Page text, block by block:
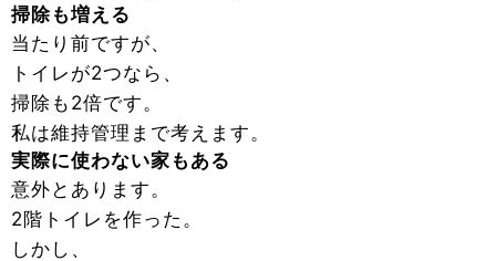
掃除も増える
当たり前ですが、
トイレが2つなら、
掃除も2倍です。
私は維持管理まで考えます。
実際に使わない家もある
意外とあります。
2階トイレを作った。
しかし、